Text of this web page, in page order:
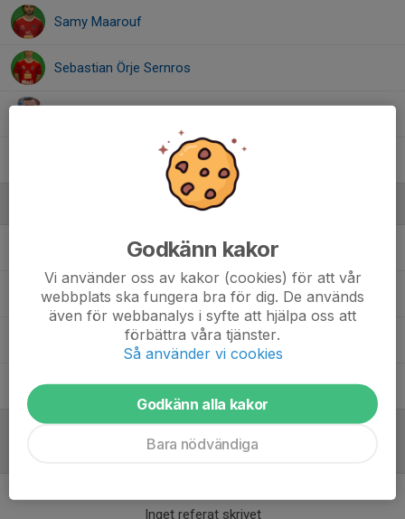
Samy Maarouf
Sebastian Örje Sernros
Vincent Johansson
Anton NilssonTränare
Jusuf ZukicHuvudtränare
Lennart Emanuelsson Material
Lotta DanielssonSportgrupp/ koordinator herr
Inget referat skrivet
Godkänn kakor
Vi använder oss av kakor (cookies) för att vår
webbplats ska fungera bra för dig. De används
även för webbanalys i syfte att hjälpa oss att
förbättra våra tjänster.
Så använder vi cookies
Godkänn alla kakor
Bara nödvändiga